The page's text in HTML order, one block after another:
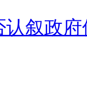
天吃田螺
叙政